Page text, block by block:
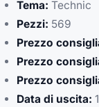
Tema: Technic
Pezzi: 569
Prezzo
Prezzo
Prezzo
Data di uscita: